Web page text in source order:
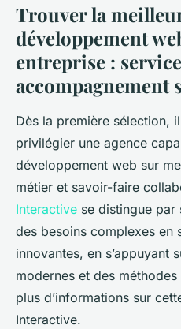
Trouver la
développement
entreprise :
accompagnement
Dès la première sélection,
privilégier une agence
développement web sur
métier et savoir-faire
Interactive se distingue
des besoins complexes en
innovantes, en s’appuyant
modernes et des
plus d’informations sur
Interactive.